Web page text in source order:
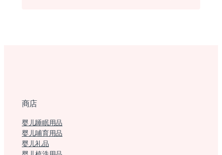
商店
婴儿睡眠用品
婴儿哺育用品
婴儿礼品